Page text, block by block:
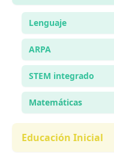
Lenguaje
ARPA
STEM integrado
Matemáticas
Educación Inicial